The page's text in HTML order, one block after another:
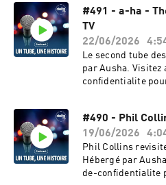
#491 - a-ha -
TV
22/06/2026
Le second tube
par Ausha.
confidentialite
#490 - Phil
19/06/2026
Phil Collins
Hébergé par
de-confidentialite